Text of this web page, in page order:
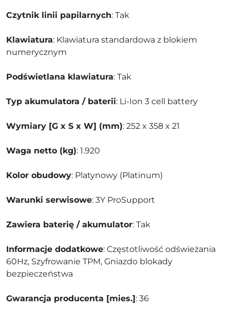
Czytnik linii papilarnych: Tak
Klawiatura: Klawiatura standardowa z blokiem
numerycznym
Podświetlana klawiatura: Tak
Typ akumulatora / baterii: Li-Ion 3 cell battery
Wymiary [G x S x W] (mm): 252 x 358 x 21
Waga netto (kg): 1.920
Kolor obudowy: Platynowy (Platinum)
Warunki serwisowe: 3Y ProSupport
Zawiera baterię / akumulator: Tak
Informacje dodatkowe: Częstotliwość odświeżania
60Hz, Szyfrowanie TPM, Gniazdo blokady
bezpieczeństwa
Gwarancja producenta [mies.]: 36